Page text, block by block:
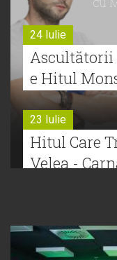
24 Iulie
Ascultătorii
e Hitul
23 Iulie
Hitul Care
Velea -
Bătălie
Verii: